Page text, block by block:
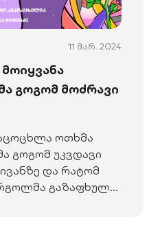
11 მარ. 2024
გოგომ მოძრავი
ოთხმა
გოგომ უკვდავი
და რატომ
გაზაფხული